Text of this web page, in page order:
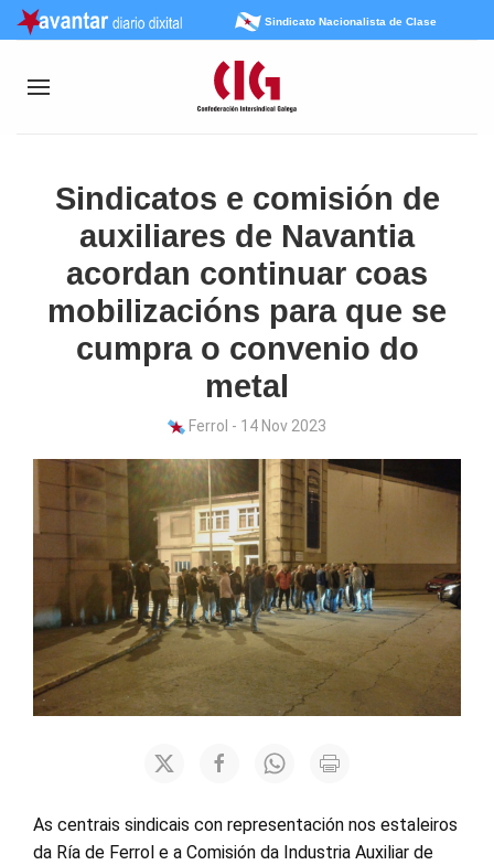
Sindicato Nacionalista de Clase
Sindicatos e comisión de
auxiliares de Navantia
acordan continuar coas
mobilizacións para que se
cumpra o convenio do
metal
Ferrol - 14 Nov 2023
As centrais sindicais con representación nos estaleiros
da Ría de Ferrol e a Comisión da Industria Auxiliar de